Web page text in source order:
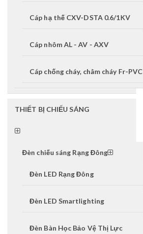
Cáp hạ thế CXV-DSTA 0.6/1KV
Cáp nhôm AL - AV - AXV
Cáp chống cháy, châm cháy Fr-PVC
THIẾT BỊ CHIẾU SÁNG
Đèn chiếu sáng Rạng Đông
Đèn LED Rạng Đông
Đèn LED Smartlighting
Đèn Bàn Học Bảo Vệ Thị Lực